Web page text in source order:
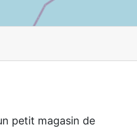
petit magasin de